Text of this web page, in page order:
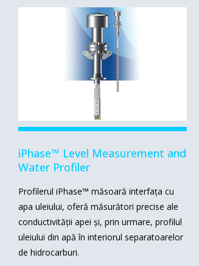
iPhase™ Level Measurement and
Water Profiler
Profilerul iPhase™ măsoară interfața cu
apa uleiului, oferă măsurători precise ale
conductivității apei și, prin urmare, profilul
uleiului din apă în interiorul separatoarelor
de hidrocarburi.